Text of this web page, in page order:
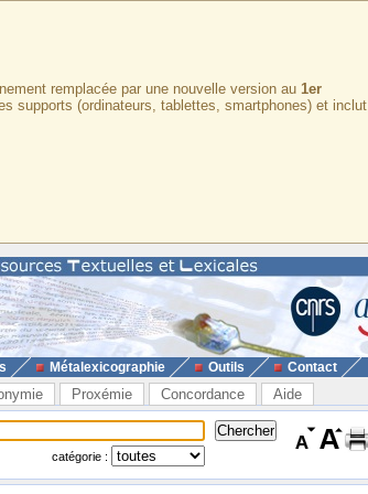
remplacée par une nouvelle version au 1er
supports (ordinateurs, tablettes, smartphones) et inclut
Métalexicographie Outils Contact
Proxémie Concordance Aide
catégorie :